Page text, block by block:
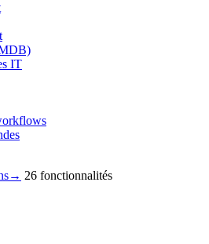
IT
→ 26 fonctionnalités